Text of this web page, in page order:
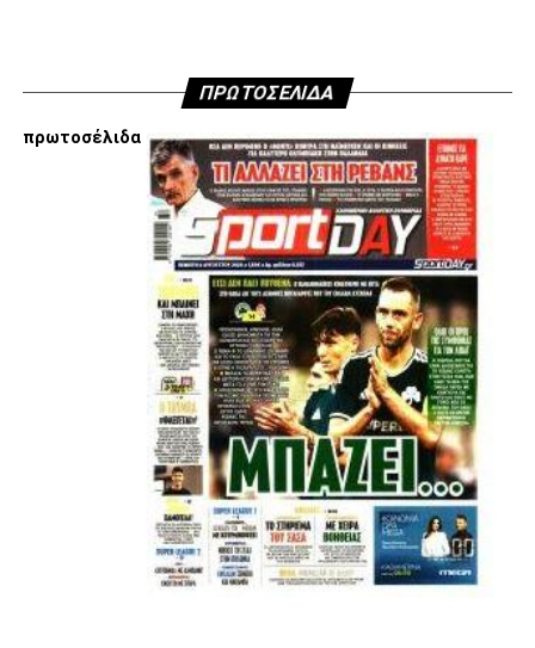
ΠΡΩΤΟΣΕΛΙΔΑ
πρωτοσέλιδα